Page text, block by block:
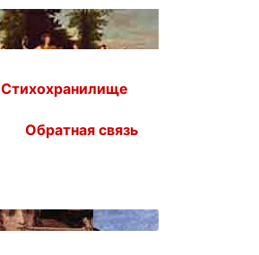
Стихохранилище
Обратная связь